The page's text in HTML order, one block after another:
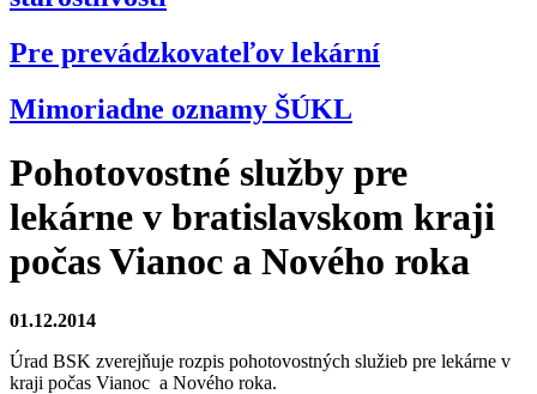
Pre prevádzkovateľov lekární
Mimoriadne oznamy ŠÚKL
Pohotovostné služby pre
lekárne v bratislavskom kraji
počas Vianoc a Nového roka
01.12.2014
Úrad BSK zverejňuje rozpis pohotovostných služieb pre lekárne v
kraji počas Vianoc a Nového roka.